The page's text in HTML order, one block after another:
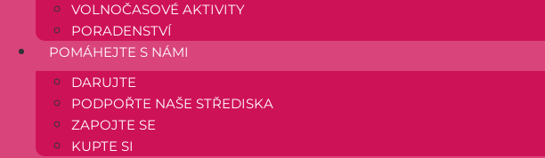
VOLNOČASOVÉ AKTIVITY
PORADENSTVÍ
POMÁHEJTE S NÁMI
DARUJTE
PODPOŘTE NAŠE STŘEDISKA
ZAPOJTE SE
KUPTE SI